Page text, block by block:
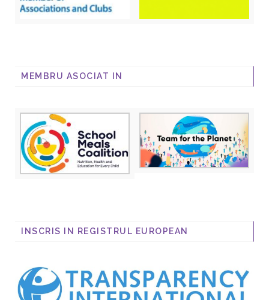
MEMBRU ASOCIAT IN
INSCRIS IN REGISTRUL EUROPEAN